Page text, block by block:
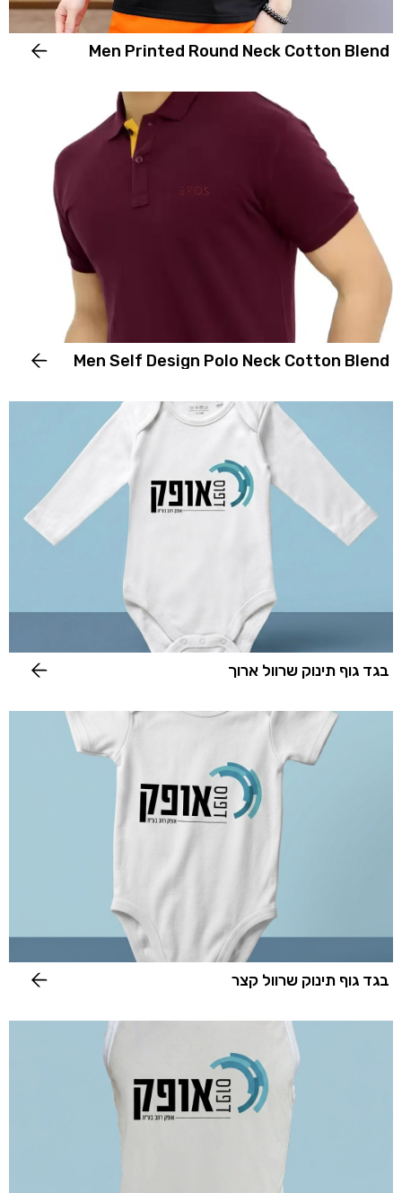
Men Printed Round Neck Cotton Blend
Men Self Design Polo Neck Cotton Blend
בגד גוף תינוק שרוול ארוך
בגד גוף תינוק שרוול קצר